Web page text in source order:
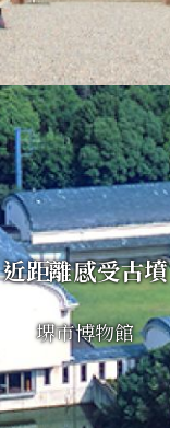
近距離感受古墳
堺市博物館